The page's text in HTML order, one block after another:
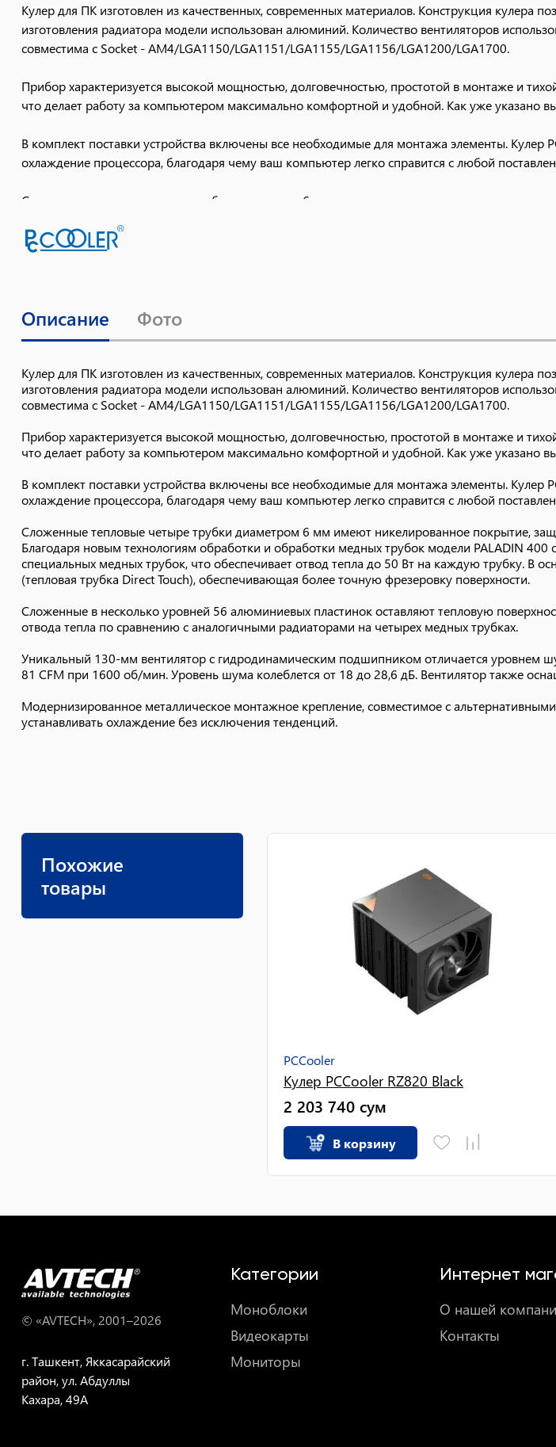
Кулер для ПК изготовлен из качественных, современных материалов. Конструкция кулера
изготовления радиатора модели использован алюминий. Количество вентиляторов
совместима с Socket - AM4/LGA1150/LGA1151/LGA1155/LGA1156/LGA1200/LGA1700.
Прибор характеризуется высокой мощностью, долговечностью, простотой в монтаже и
что делает работу за компьютером максимально комфортной и удобной. Как уже указано
В комплект поставки устройства включены все необходимые для монтажа элементы.
охлаждение процессора, благодаря чему ваш компьютер легко справится с любой
Сложенные тепловые четыре трубки диаметром 6 мм имеют никелированное покрытие,
специальных медных трубок, что обеспечивает отвод тепла до 50 Вт на каждую трубку. В
3.0 (тепловая трубка Direct Touch), обеспечивающая более точную фрезеровку поверхности.
отвода тепла по сравнению с аналогичными радиаторами на четырех медных трубках.
в 81 CFM при 1600 об/мин. Уровень шума колеблется от 18 до 28,6 дБ. Вентилятор также
Модернизированное металлическое монтажное крепление, совместимое с
устанавливать охлаждение без исключения тенденций.
Описание Фото
Кулер для ПК изготовлен из качественных, современных материалов. Конструкция кулера
изготовления радиатора модели использован алюминий. Количество вентиляторов
совместима с Socket - AM4/LGA1150/LGA1151/LGA1155/LGA1156/LGA1200/LGA1700.
Прибор характеризуется высокой мощностью, долговечностью, простотой в монтаже и
что делает работу за компьютером максимально комфортной и удобной. Как уже указано
В комплект поставки устройства включены все необходимые для монтажа элементы.
охлаждение процессора, благодаря чему ваш компьютер легко справится с любой
Сложенные тепловые четыре трубки диаметром 6 мм имеют никелированное покрытие,
Благодаря новым технологиям обработки и обработки медных трубок модели PALADIN 400
специальных медных трубок, что обеспечивает отвод тепла до 50 Вт на каждую трубку. В
(тепловая трубка Direct Touch), обеспечивающая более точную фрезеровку поверхности.
Сложенные в несколько уровней 56 алюминиевых пластинок оставляют тепловую
отвода тепла по сравнению с аналогичными радиаторами на четырех медных трубках.
Уникальный 130-мм вентилятор с гидродинамическим подшипником отличается уровнем
81 CFM при 1600 об/мин. Уровень шума колеблется от 18 до 28,6 дБ. Вентилятор также
Модернизированное металлическое монтажное крепление, совместимое с
устанавливать охлаждение без исключения тенденций.
Похожие
товары
PCCooler
Кулер PCCooler RZ820 Black
2 203 740 сум
В корзину
© «AVTECH», 2001–2026
г. Ташкент, Яккасарайский
район, ул. Абдуллы
Кахара, 49A
Категории
Моноблоки
Видеокарты
Мониторы
Интернет
О нашей
Контакты